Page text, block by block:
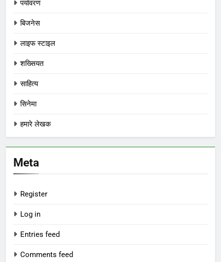
पर्यावरण
बिजनेस
लाइफ स्टाइल
शख्सियत
साहित्य
सिनेमा
हमारे लेखक
Meta
Register
Log in
Entries feed
Comments feed